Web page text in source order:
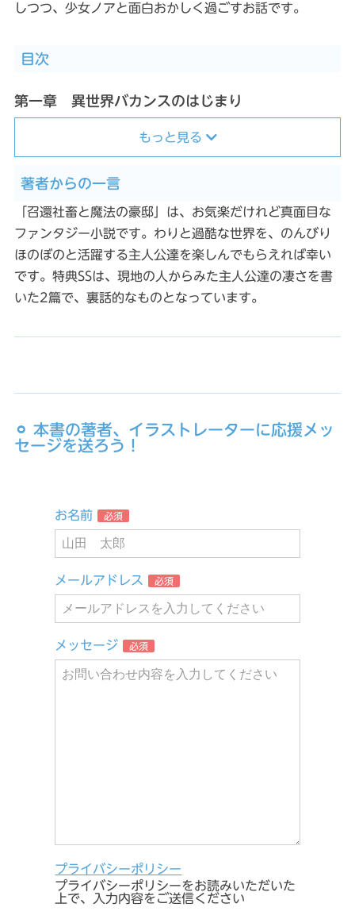
しつつ、少女ノアと面白おかしく過ごすお話です。
目次
第一章 異世界バカンスのはじまり
もっと見る
著者からの一言
「召還社畜と魔法の豪邸」は、お気楽だけれど真面目な
ファンタジー小説です。わりと過酷な世界を、のんびり
ほのぼのと活躍する主人公達を楽しんでもらえれば幸い
です。特典SSは、現地の人からみた主人公達の凄さを書
いた2篇で、裏話的なものとなっています。
⚪︎ 本書の著者、イラストレーターに応援メッ
セージを送ろう！
お名前 必須
メールアドレス 必須
メッセージ 必須
プライバシーポリシー
プライバシーポリシーをお読みいただいた
上で、入力内容をご送信ください